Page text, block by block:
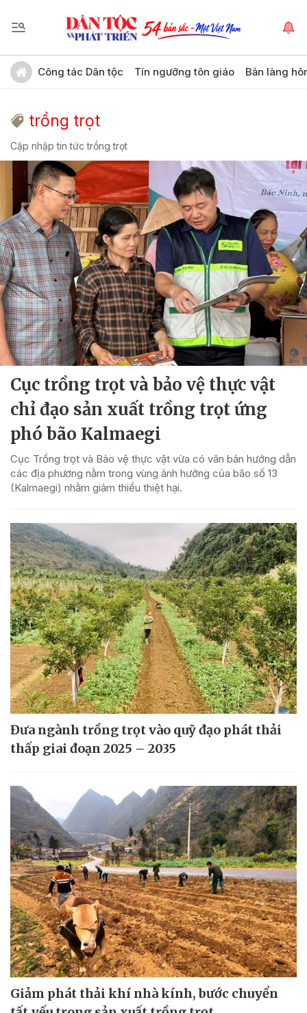
Công tác Dân tộc Tín ngưỡng tôn giáo Bản làng
trồng trọt
Cập nhập tin tức trồng trọt
Cục trồng trọt và bảo vệ thực vật
chỉ đạo sản xuất trồng trọt ứng
phó bão Kalmaegi
Cục Trồng trọt và Bảo vệ thực vật vừa có văn bản hướng dẫn
các địa phương nằm trong vùng ảnh hưởng của bão số 13
(Kalmaegi) nhằm giảm thiểu thiệt hại.
Đưa ngành trồng trọt vào quỹ đạo phát thải
thấp giai đoạn 2025 – 2035
Giảm phát thải khí nhà kính, bước chuyển